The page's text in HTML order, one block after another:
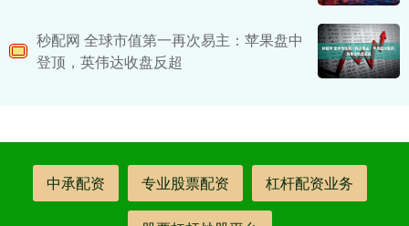
秒配网 全球市值第一再次易主：苹果盘中
登顶，英伟达收盘反超
中承配资 专业股票配资 杠杆配资业务